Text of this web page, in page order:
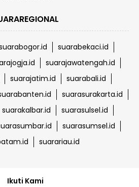
suarabekaci.id
suarajawatengah.id
suarajatim.id
suarabali.id
suarasurakarta.id
suarakalbar.id
suarasulsel.id
suarasumsel.id
suarariau.id
Ikuti Kami